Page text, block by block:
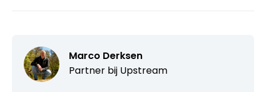
Marco Derksen
Partner bij Upstream